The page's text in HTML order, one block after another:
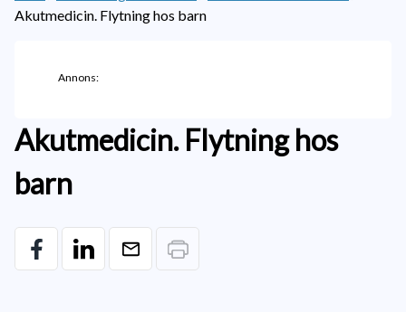
Akutmedicin. Flytning hos barn
Annons:
Akutmedicin. Flytning hos
barn